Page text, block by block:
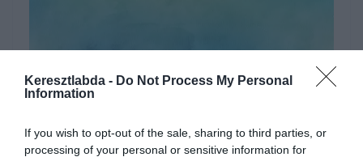
Keresztlabda - Do Not Process My Personal
Information
If you wish to opt-out of the sale, sharing to third parties, or
processing of your personal or sensitive information for